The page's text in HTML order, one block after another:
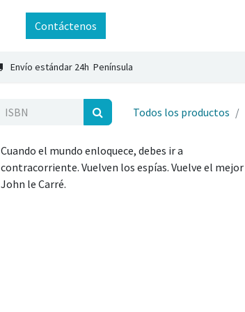
Contáctenos
Envío estándar 24h Península
Todos los productos
Cuando el mundo enloquece, debes ir a
contracorriente. Vuelven los espías. Vuelve el mejor
John le Carré.